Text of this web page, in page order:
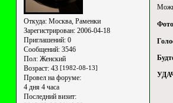
Откуда:Москва, Раменки
Зарегистрирован: 2006-04-18
Приглашений:0
Сообщений:3546
Пол:Женский
Возраст:43 [1982-08-13]
Провел на форуме:
4 дня 4 часа
Последний визит: